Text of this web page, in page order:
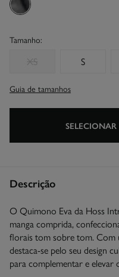
Tamanho:
XS S
Guia de tamanhos
Descrição
O Quimono Eva da Hoss
manga comprida,
florais tom sobre tom. Com
destaca-se pelo seu design
para complementar e elevar